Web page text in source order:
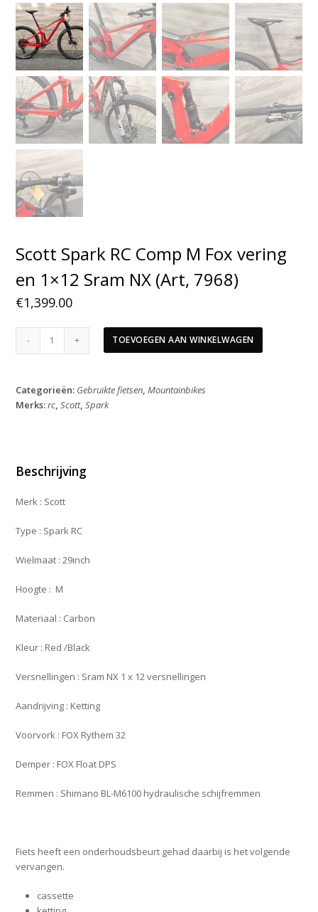
Scott Spark RC Comp M Fox vering
en 1×12 Sram NX (Art, 7968)
€1,399.00
M
Fox
Sram
(Art,
aantal
TOEVOEGEN AAN WINKELWAGEN
Categorieën: Gebruikte fietsen ,Mountainbikes
Merks:rc ,Scott,Spark
Beschrijving
Merk : Scott
Type : Spark RC
Wielmaat : 29inch
Hoogte : M
Materiaal : Carbon
Kleur : Red /Black
Versnellingen : Sram NX 1 x 12 versnellingen
Aandrijving : Ketting
Voorvork : FOX Rythem 32
Demper : FOX Float DPS
Remmen : Shimano BL-M6100 hydraulische schijfremmen
Fiets heeft een onderhoudsbeurt gehad daarbij is het volgende
vervangen.
cassette